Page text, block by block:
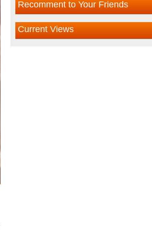
Recomment to Your Friends
Current Views